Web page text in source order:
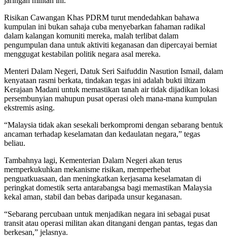
Risikan Cawangan Khas PDRM turut mendedahkan bahawa
kumpulan ini bukan sahaja cuba menyebarkan fahaman radikal
dalam kalangan komuniti mereka, malah terlibat dalam
pengumpulan dana untuk aktiviti keganasan dan dipercayai berniat
menggugat kestabilan politik negara asal mereka.
Menteri Dalam Negeri, Datuk Seri Saifuddin Nasution Ismail, dalam
kenyataan rasmi berkata, tindakan tegas ini adalah bukti iltizam
Kerajaan Madani untuk memastikan tanah air tidak dijadikan lokasi
persembunyian mahupun pusat operasi oleh mana-mana kumpulan
ekstremis asing.
“Malaysia tidak akan sesekali berkompromi dengan sebarang bentuk
ancaman terhadap keselamatan dan kedaulatan negara,” tegas
beliau.
Tambahnya lagi, Kementerian Dalam Negeri akan terus
memperkukuhkan mekanisme risikan, memperhebat
penguatkuasaan, dan meningkatkan kerjasama keselamatan di
peringkat domestik serta antarabangsa bagi memastikan Malaysia
kekal aman, stabil dan bebas daripada unsur keganasan.
“Sebarang percubaan untuk menjadikan negara ini sebagai pusat
transit atau operasi militan akan ditangani dengan pantas, tegas dan
berkesan,” jelasnya.